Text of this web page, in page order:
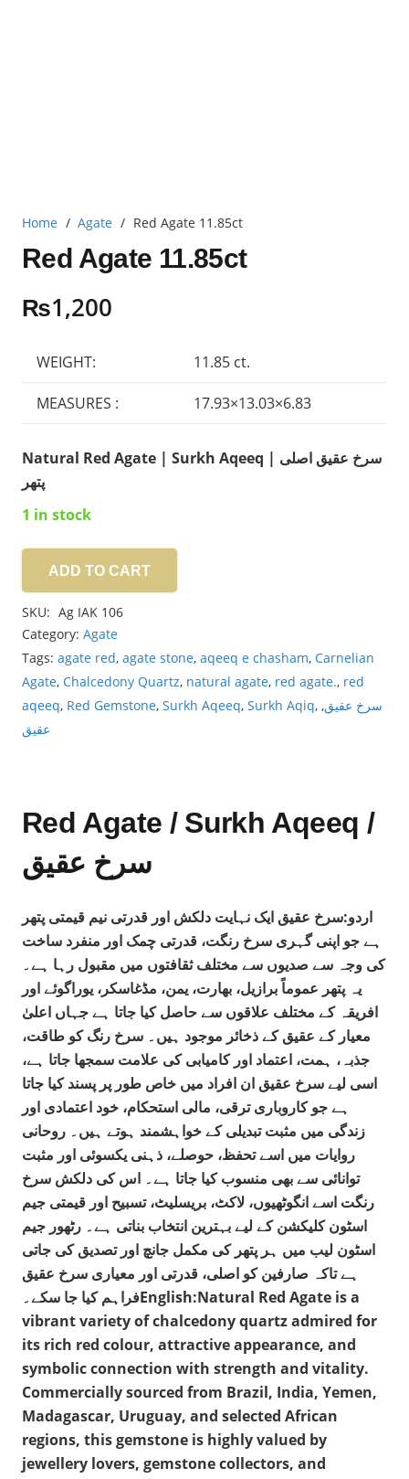
Home / Agate / Red Agate 11.85ct
Red Agate 11.85ct
₨1,200
WEIGHT: 11.85 ct.
MEASURES : 17.93×13.03×6.83
Natural Red Agate | Surkh Aqeeq | سرخ عقیق اصلی
پتھر
1 in stock
Agate
11.85ct
quantity
ADD TO CART
SKU: Ag IAK 106
Category: Agate
Tags: agate red, agate stone, aqeeq e chasham, Carnelian
Agate, Chalcedony Quartz, natural agate, red agate., red
aqeeq, Red Gemstone, Surkh Aqeeq, Surkh Aqiq, سرخ عقیق,
عقیق
Red Agate / Surkh Aqeeq /
سرخ عقیق
اردو:سرخ عقیق ایک نہایت دلکش اور قدرتی نیم قیمتی پتھر
ہے جو اپنی گہری سرخ رنگت، قدرتی چمک اور منفرد ساخت
کی وجہ سے صدیوں سے مختلف ثقافتوں میں مقبول رہا ہے۔
یہ پتھر عموماً برازیل، بھارت، یمن، مڈغاسکر، یوراگوئے اور
افریقہ کے مختلف علاقوں سے حاصل کیا جاتا ہے جہاں اعلیٰ
معیار کے عقیق کے ذخائر موجود ہیں۔ سرخ رنگ کو طاقت،
جذبہ، ہمت، اعتماد اور کامیابی کی علامت سمجھا جاتا ہے،
اسی لیے سرخ عقیق ان افراد میں خاص طور پر پسند کیا جاتا
ہے جو کاروباری ترقی، مالی استحکام، خود اعتمادی اور
زندگی میں مثبت تبدیلی کے خواہشمند ہوتے ہیں۔ روحانی
روایات میں اسے تحفظ، حوصلے، ذہنی یکسوئی اور مثبت
توانائی سے بھی منسوب کیا جاتا ہے۔ اس کی دلکش سرخ
رنگت اسے انگوٹھیوں، لاکٹ، بریسلیٹ، تسبیح اور قیمتی جیم
اسٹون کلیکشن کے لیے بہترین انتخاب بناتی ہے۔ رٹھور جیم
اسٹون لیب میں ہر پتھر کی مکمل جانچ اور تصدیق کی جاتی
ہے تاکہ صارفین کو اصلی، قدرتی اور معیاری سرخ عقیق
فراہم کیا جا سکے۔English:Natural Red Agate is a
vibrant variety of chalcedony quartz admired for
its rich red colour, attractive appearance, and
symbolic connection with strength and vitality.
Commercially sourced from Brazil, India, Yemen,
Madagascar, Uruguay, and selected African
regions, this gemstone is highly valued by
jewellery lovers, gemstone collectors, and